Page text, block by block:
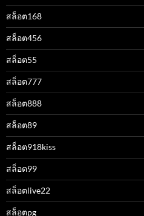
สล็อต168
สล็อต456
สล็อต55
สล็อต777
สล็อต888
สล็อต89
สล็อต918kiss
สล็อต99
สล็อตlive22
สล็อตpg